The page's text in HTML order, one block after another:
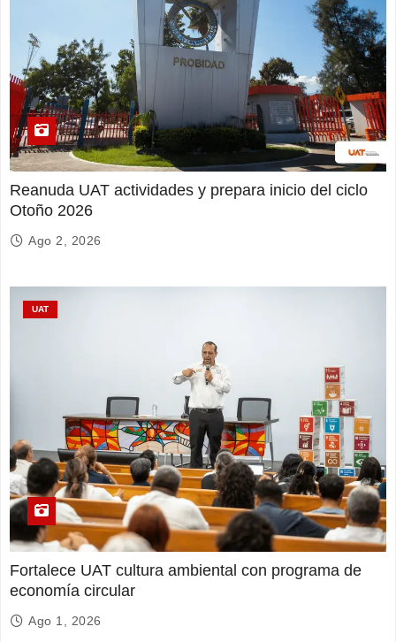
Reanuda UAT actividades y prepara inicio del ciclo
Otoño 2026
Ago 2, 2026
UAT
Fortalece UAT cultura ambiental con programa de
economía circular
Ago 1, 2026